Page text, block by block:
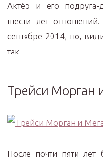
Актёр и его подруга-
шести лет отношений.
сентябре 2014, но,
так.
Трейси Морган
После почти пяти лет